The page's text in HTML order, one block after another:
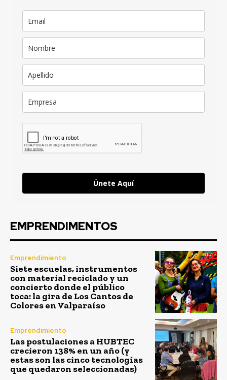
Únete Aquí
EMPRENDIMENTOS
Emprendimiento
Siete escuelas, instrumentos
con material reciclado y un
concierto donde el público
toca: la gira de Los Cantos de
Colores en Valparaíso
Emprendimiento
Las postulaciones a HUBTEC
crecieron 138% en un año (y
estas son las cinco tecnologías
que quedaron seleccionadas)